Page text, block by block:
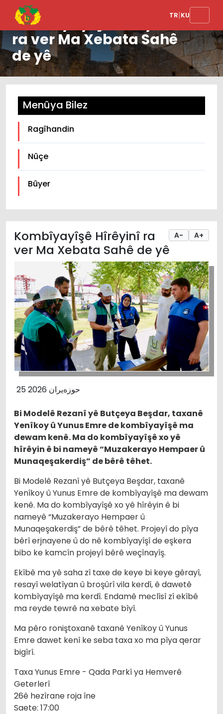
TR|KU
Kombîyayîşê Hîrêyinî
ra ver Ma Xebata Sahê
de yê
Menûya Bilez
Ragîhandin
Nûçe
Bûyer
A- A+
Kombîyayîşê Hîrêyinî ra
ver Ma Xebata Sahê de yê
25 حوزەیران 2026
Bi Modelê Rezanî yê Butçeya Beşdar, taxanê
Yenîkoy û Yunus Emre de kombîyayîşê ma
dewam kenê. Ma do kombîyayîşê xo yê
hîrêyin ê bi nameyê “Muzakerayo Hempaer û
Munaqeşakerdiş” de bêrê têhet.
Bi Modelê Rezanî yê Butçeya Beşdar, taxanê
Yenîkoy û Yunus Emre de kombîyayîşê ma dewam
kenê. Ma do kombîyayîşê xo yê hîrêyin ê bi
nameyê “Muzakerayo Hempaer û
Munaqeşakerdiş” de bêrê têhet. Projeyî do pîya
bêrî erjnayene û do nê kombîyayîşî de eşkera
bibo ke kamcîn projeyî bêrê weçînayîş.
Ekîbê ma yê saha zî taxe de keye bi keye gêrayî,
resayî welatîyan û broşûrî vila kerdî, ê dawetê
kombîyayîşê ma kerdî. Endamê meclîsî zî ekîbê
ma reyde tewrê na xebate bîyî.
Ma pêro roniştoxanê taxanê Yenîkoy û Yunus
Emre dawet kenî ke seba taxa xo ma pîya qerar
bigîrî.
Taxa Yunus Emre - Qada Parkî ya Hemverê
Geterlerî
26ê hezîrane roja îne
Saete: 17:00